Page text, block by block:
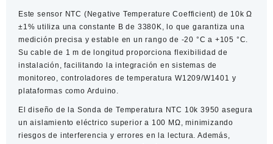
Este sensor NTC (Negative Temperature Coefficient) de 10k Ω
±1% utiliza una constante B de 3380K, lo que garantiza una
medición precisa y estable en un rango de -20 °C a +105 °C.
Su cable de 1 m de longitud proporciona flexibilidad de
instalación, facilitando la integración en sistemas de
monitoreo, controladores de temperatura W1209/W1401 y
plataformas como Arduino.
El diseño de la Sonda de Temperatura NTC 10k 3950 asegura
un aislamiento eléctrico superior a 100 MΩ, minimizando
riesgos de interferencia y errores en la lectura. Además,